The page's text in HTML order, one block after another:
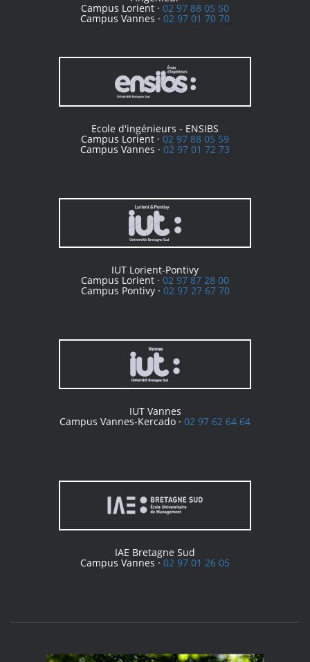
Campus Lorient · 02 97 88 05 50
Campus Vannes · 02 97 01 70 70
Ecole d'ingénieurs - ENSIBS
Campus Lorient · 02 97 88 05 59
Campus Vannes · 02 97 01 72 73
IUT Lorient-Pontivy
Campus Lorient · 02 97 87 28 00
Campus Pontivy · 02 97 27 67 70
IUT Vannes
Campus Vannes-Kercado · 02 97 62 64 64
IAE Bretagne Sud
Campus Vannes ·02 97 01 26 05